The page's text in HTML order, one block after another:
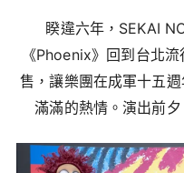
睽違六年，SEKAI
《Phoenix》回到台北
售，讓樂團在成軍十五
滿滿的熱情。演出前